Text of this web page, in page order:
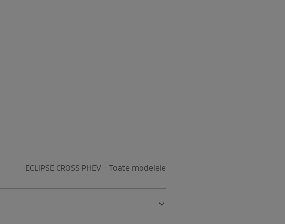
ECLIPSE CROSS PHEV - Toate modelele